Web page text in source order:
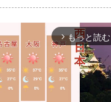
arrow_forward_ios もっと読む